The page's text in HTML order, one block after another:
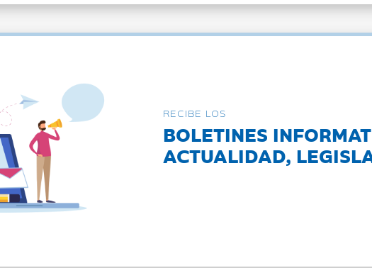
RECIBE LOS
BOLETINES
ACTUALIDAD,